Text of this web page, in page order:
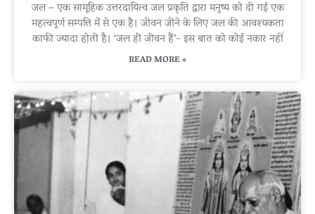
जल – एक सामूहिक उत्तरदायित्व जल प्रकृति द्वारा मनुष्य को दी गई एक
महत्वपूर्ण सम्पत्ति में से एक है। जीवन जीने के लिए जल की आवश्यकता
काफी ज्यादा होती है। ‘जल ही जीवन हैं’- इस बात को कोई नकार नहीं
READ MORE »